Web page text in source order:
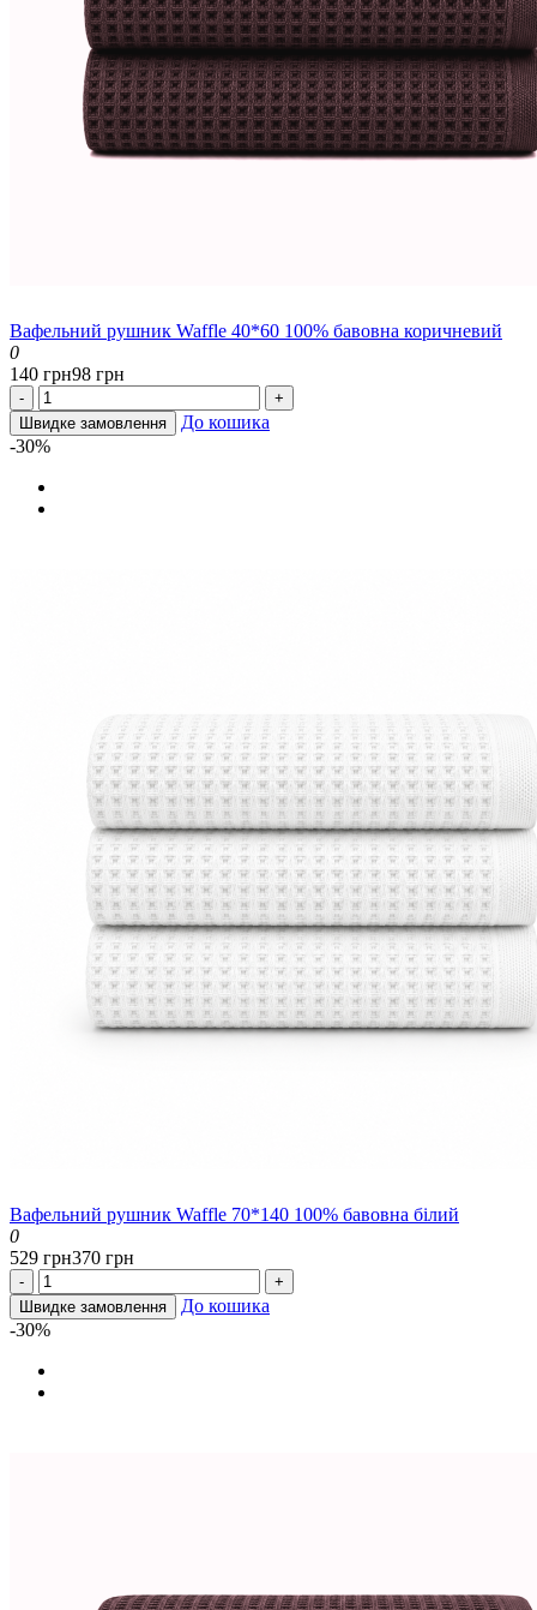
Вафельний рушник Waffle 40*60 100% бавовна коричневий
0
140 грн98 грн
-
+
Швидке замовлення
До кошика
-30%
Вафельний рушник Waffle 70*140 100% бавовна білий
0
529 грн370 грн
-
+
Швидке замовлення
До кошика
-30%